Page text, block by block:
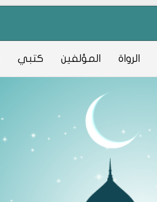
الرواة المؤلفين كتبي